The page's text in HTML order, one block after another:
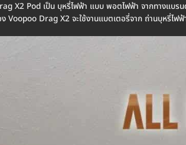
X2 Pod เป็น บุหรี่ไฟฟ้า แบบ พอตไฟฟ้า จากทางแบร
ง Voopoo Drag X2 จะใช้งานแบตเตอรี่จาก ถ่านบุหรี่ไ